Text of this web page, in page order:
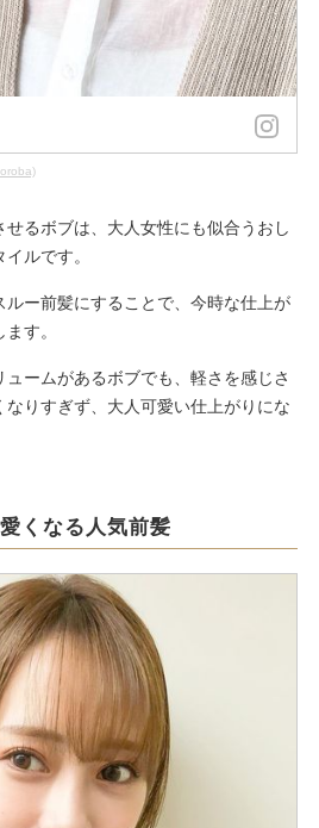
るボブは、大人女性にも似合うおし
ルです。
ー前髪にすることで、今時な仕上が
す。
ームがあるボブでも、軽さを感じさ
りすぎず、大人可愛い仕上がりにな
くなる人気前髪